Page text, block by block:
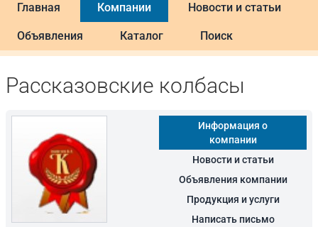
Главная Компании Новости и статьи
Объявления Каталог Поиск
Рассказовские колбасы
Информация о
компании
Новости и статьи
Объявления компании
Продукция и услуги
Написать письмо